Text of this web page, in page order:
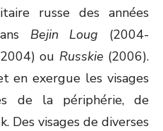
russe des années
Bejin Loug (2004-
ou Russkie (2006).
en exergue les visages
de la périphérie, de
Des visages de diverses